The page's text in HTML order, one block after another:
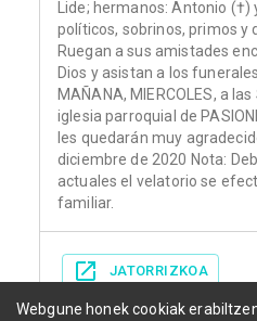
Lide; hermanos: Antonio (†)
políticos, sobrinos, primos y
Ruegan a sus amistades
Dios y asistan a los
MAÑANA, MIERCOLES, a
iglesia parroquial de
les quedarán muy
diciembre de 2020 Nota:
actuales el velatorio se
familiar.
JATORRIZKOA
Webgune honek cookiak